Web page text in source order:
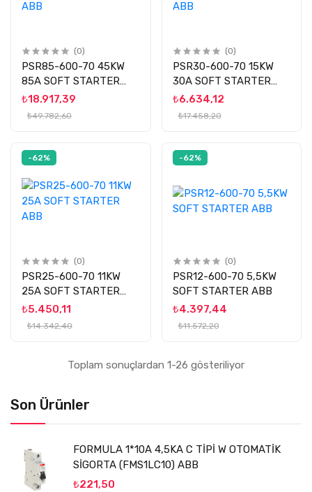
Son Ürünler
FORMULA 1*10A 4,5KA C TİPİ W OTOMATİK
SİGORTA (FMS1LC10) ABB
₺221,50
(0)
PSR85-600-70 45KW
85A SOFT STARTER
ABB
₺18.917,39
₺49.782,60
(0)
PSR30-600-70 15KW
30A SOFT STARTER
ABB
₺6.634,12
₺17.458,20
-62%
(0)
PSR25-600-70 11KW
25A SOFT STARTER
ABB
₺5.450,11
₺14.342,40
-62%
(0)
PSR12-600-70 5,5KW
SOFT STARTER ABB
₺4.397,44
₺11.572,20
Toplam sonuçlardan 1-26 gösteriliyor